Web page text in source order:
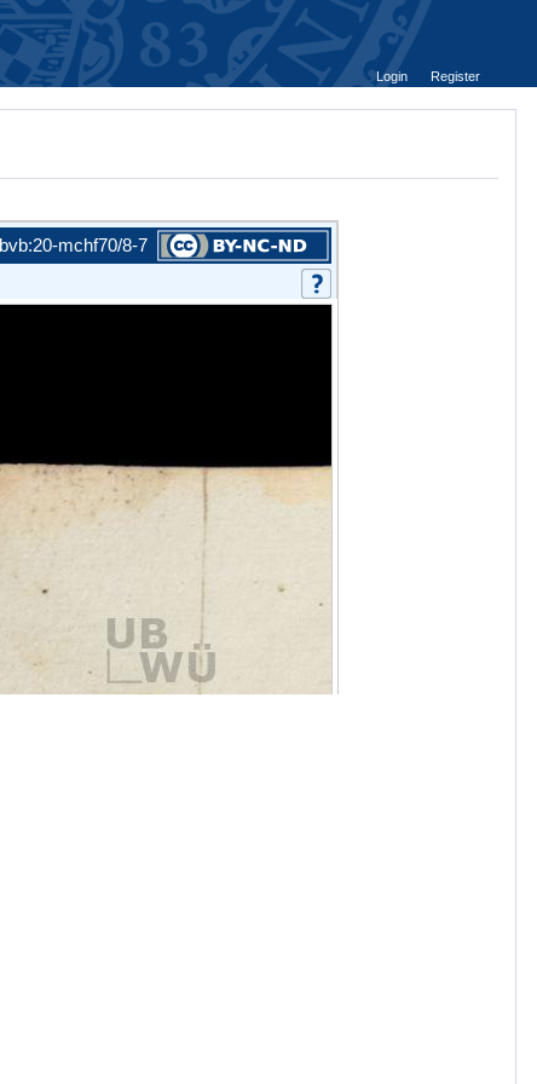
Login
Register